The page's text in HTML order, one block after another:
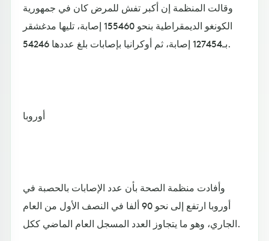
وقالت المنظمة إن أكبر تفش للمرض كان في جمهورية
الكونغو الديمقراطية بنحو 155460 إصابة، تليها مدغشقر
بـ127454 إصابة، ثم أوكرانيا بإصابات بلغ عددها 54246.
أوروبا
وأفادت منظمة الصحة بأن عدد الإصابات بالحصبة في
أوروبا ارتفع إلى نحو 90 ألفا في النصف الأول من العام
الجاري، وهو ما يتجاوز العدد المسجل العام الماضي ككل.